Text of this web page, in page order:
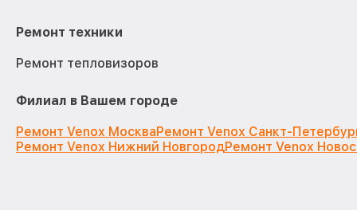
Ремонт техники
Ремонт тепловизоров
Филиал в Вашем городе
Ремонт Venox МоскваРемонт Venox Санкт-
Ремонт Venox Нижний НовгородРемонт Venox